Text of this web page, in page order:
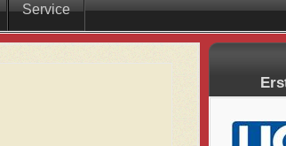
Service